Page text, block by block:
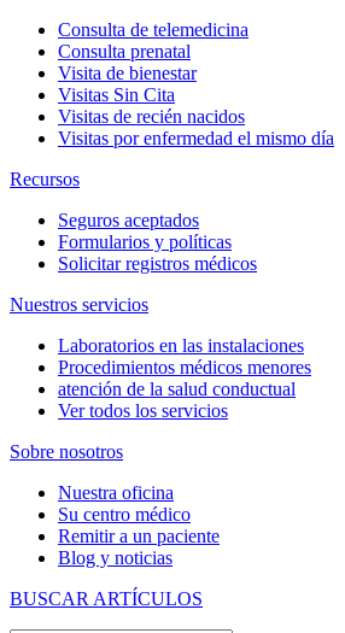
Consulta de telemedicina
Consulta prenatal
Visita de bienestar
Visitas Sin Cita
Visitas de recién nacidos
Visitas por enfermedad el mismo día
Recursos
Seguros aceptados
Formularios y políticas
Solicitar registros médicos
Nuestros servicios
Laboratorios en las instalaciones
Procedimientos médicos menores
atención de la salud conductual
Ver todos los servicios
Sobre nosotros
Nuestra oficina
Su centro médico
Remitir a un paciente
Blog y noticias
BUSCAR ARTÍCULOS